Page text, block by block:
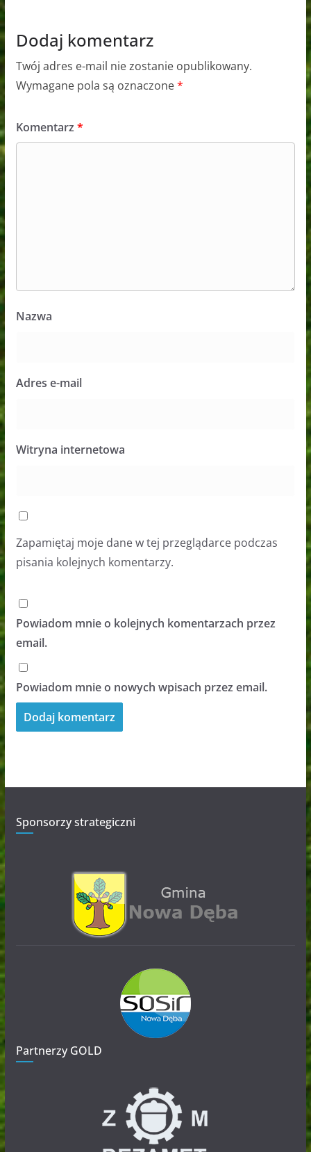
Dodaj komentarz
Twój adres e-mail nie zostanie opublikowany.
Wymagane pola są oznaczone*
Komentarz *
Nazwa
Adres e-mail
Witryna internetowa
Zapamiętaj moje dane w tej przeglądarce podczas
pisania kolejnych komentarzy.
Powiadom mnie o kolejnych komentarzach przez
email.
Powiadom mnie o nowych wpisach przez email.
Sponsorzy strategiczni
Partnerzy GOLD